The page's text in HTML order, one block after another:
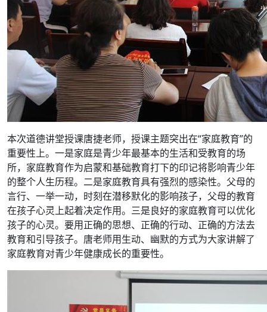
本次道德讲堂授课唐捷老师，授课主题突出在“家庭教育”的
重要性上。一是家庭是青少年最基本的生活和受教育的场
所，家庭教育作为启蒙和基础教育打下的印记将影响青少年
的整个人生历程。二是家庭教育具有强烈的感染性。父母的
言行、一举一动，时刻在潜移默化的影响孩子，父母的教育
在孩子心灵上起着决定作用。三是良好的家庭教育可以优化
孩子的心灵。要用正确的思想、正确的行动、正确的方法去
教育和引导孩子。唐老师用生动、幽默的方式为大家讲解了
家庭教育对青少年健康成长的重要性。